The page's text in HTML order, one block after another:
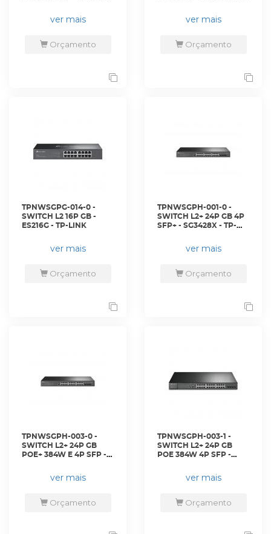
ver mais
Orçamento
ver mais
Orçamento
TPNWSGPG-014-0 -
SWITCH L2 16P GB -
ES216G - TP-LINK
ver mais
Orçamento
TPNWSGPH-001-0 -
SWITCH L2+ 24P GB 4P
SFP+ - SG3428X - TP-
ver mais
Orçamento
TPNWSGPH-003-0 -
SWITCH L2+ 24P GB
POE+ 384W E 4P SFP -
ver mais
Orçamento
TPNWSGPH-003-1 -
SWITCH L2+ 24P GB
POE 384W 4P SFP -
ver mais
Orçamento